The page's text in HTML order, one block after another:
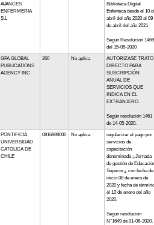
AVANCES
ENFERMERIA
S.L
Biblioteca Digital
Enferteca desde el 10
abril del año 2020 al 09
de abril del año 2021
Según Resolución 1469
del 15-05-2020
GPA GLOBAL
PUBLICATIONS
AGENCY INC
260 No aplica
AUTORIZASE TRATO
DIRECTO PARA
SUSCRIPCIÓN
ANUAL DE
SERVICIOS QUE
INDICA EN EL
EXTRANJERO.
Según resolución 1461
de 14-05-2020.
PONTIFICIA
UNIVERSIDAD
CATOLICA DE
CHILE
0816989000 No aplica
regularizar el pago por
servicios de
capacitación
denominada ¿Jornada
de gestión de
Superior¿ con fecha de
inicio 08 de enero de
2020 y fecha de término
el 10 de enero del año
2020.
Según resolución
N°1649 de 01-06-2020.